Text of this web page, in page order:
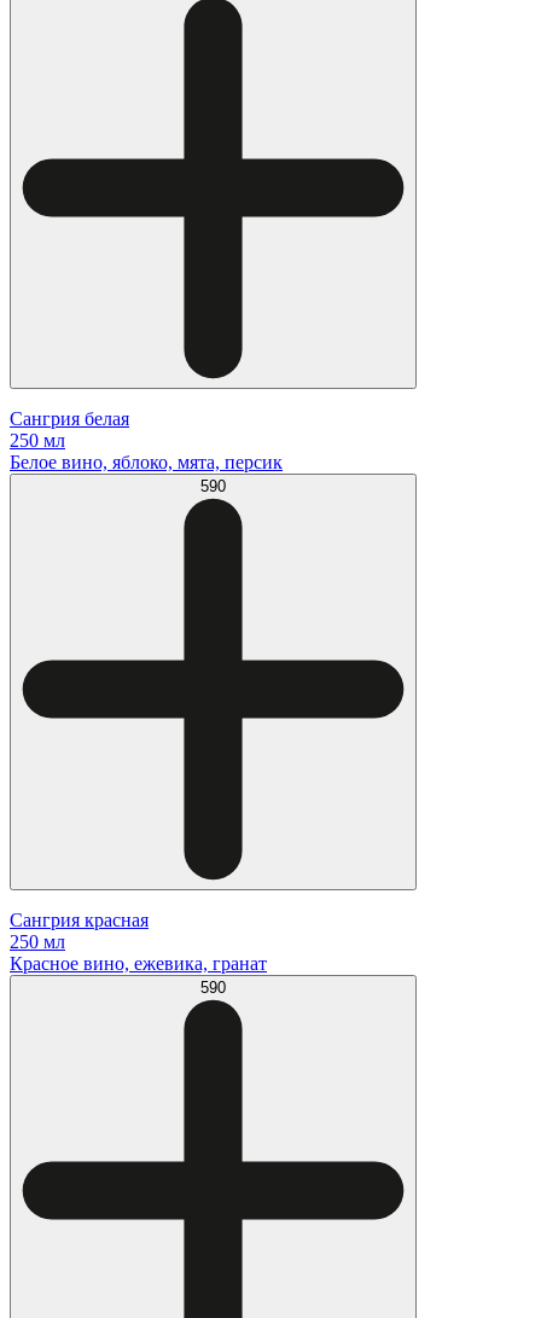
Сангрия белая
250 мл
Белое вино, яблоко, мята, персик
590
Сангрия красная
250 мл
Красное вино, ежевика, гранат
590